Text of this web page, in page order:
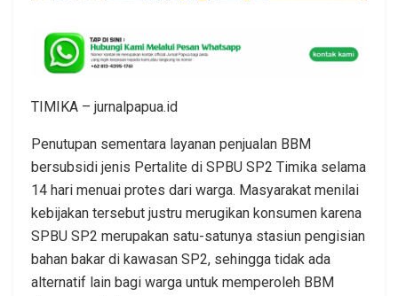
TIMIKA – jurnalpapua.id
Penutupan sementara layanan penjualan BBM
bersubsidi jenis Pertalite di SPBU SP2 Timika selama
14 hari menuai protes dari warga. Masyarakat menilai
kebijakan tersebut justru merugikan konsumen karena
SPBU SP2 merupakan satu-satunya stasiun pengisian
bahan bakar di kawasan SP2, sehingga tidak ada
alternatif lain bagi warga untuk memperoleh BBM